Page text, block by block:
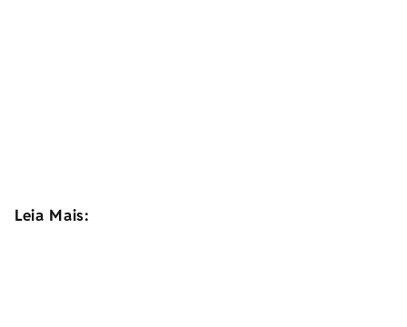
Leia Mais: